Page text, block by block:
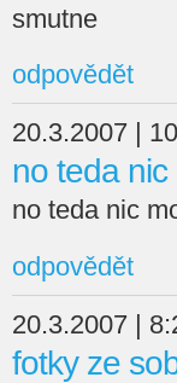
smutne
odpovědět
20.3.2007 |
no teda nic
no teda nic
odpovědět
20.3.2007 |
fotky ze